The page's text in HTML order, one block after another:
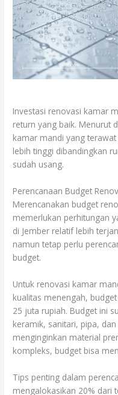
Investasi renovasi kamar
return yang baik. Menurut
kamar mandi yang
lebih tinggi dibandingkan
sudah usang.
Perencanaan Budget
Merencanakan budget
memerlukan perhitungan
di Jember relatif lebih
namun tetap perlu
budget.
Untuk renovasi kamar
kualitas menengah,
25 juta rupiah. Budget ini
keramik, sanitari, pipa,
menginginkan material
kompleks, budget bisa
Tips penting dalam
mengalokasikan 20% dari